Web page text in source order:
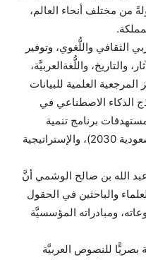
الجاري، بمشاركة (25) دولةً من مختلف أنحاء العالم،
الثقافي واللُّغوي، وتوفير
والتاريخ، واللُّغةالعربيَّة،
العلمية للبيانات
الذكاء الاصطناعي في
برنامج تنمية
القدرات البشرية (أحد برامج رؤية السعودية 2030)، والإستراتيجية
الله بن صالح الوشمي أنَّ
والباحثين في الحقول
ومبادراته المؤسسيَّة
للنصوص العربيَّة